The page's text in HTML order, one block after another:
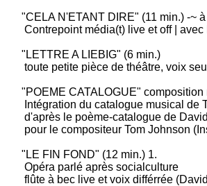
"CELA N'ETANT DIRE" (11 min.) -~
Contrepoint média(t) live et off | avec
"LETTRE A LIEBIG" (6 min.)
toute petite pièce de théâtre, voix
"POEME CATALOGUE" composition
Intégration du catalogue musical de
d'après le poème-catalogue de
pour le compositeur Tom Johnson
"LE FIN FOND" (12 min.) 1.
Opéra parlé après socialculture
flûte à bec live et voix différrée